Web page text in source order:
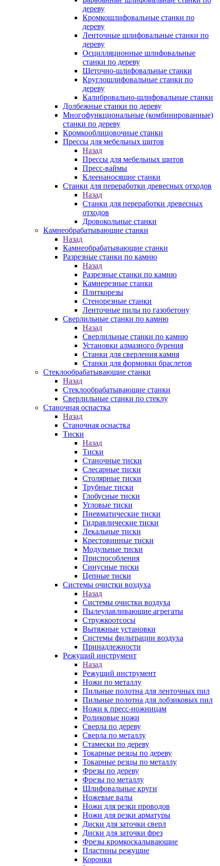
дереву
Кромкошлифовальные станки по
дереву
Ленточные шлифовальные станки по
дереву
Осцилляционные шлифовальные
станки по дереву
Щеточно-шлифовальные станки
Круглошлифовальные станки по
дереву
Калибровально-шлифовальные станки
Долбежные станки по дереву
Многофункциональные (комбинированные)
станки по дереву
Кромкооблицовочные станки
Прессы для мебельных щитов
Назад
Прессы для мебельных щитов
Пресс-ваймы
Клеенаносящие станки
Станки для переработки древесных отходов
Назад
Станки для переработки древесных
отходов
Дровокольные станки
Камнеобрабатывающие станки
Назад
Камнеобрабатывающие станки
Разрезные станки по камню
Назад
Разрезные станки по камню
Камнерезные станки
Плиткорезы
Стенорезные станки
Ленточные пилы по газобетону
Сверлильные станки по камню
Назад
Сверлильные станки по камню
Установки алмазного бурения
Станки для сверления камня
Станки для формовки браслетов
Стеклообрабатывающие станки
Назад
Стеклообрабатывающие станки
Сверлильные станки по стеклу
Станочная оснастка
Назад
Станочная оснастка
Тиски
Назад
Тиски
Станочные тиски
Слесарные тиски
Столярные тиски
Трубные тиски
Глобусные тиски
Угловые тиски
Пневматические тиски
Гидравлические тиски
Лекальные тиски
Крестовинные тиски
Модульные тиски
Приспособления
Синусные тиски
Цепные тиски
Системы очистки воздуха
Назад
Системы очистки воздуха
Пылеулавливающие агрегаты
Стружкоотсосы
Вытяжные установки
Системы фильтрации воздуха
Принадлежности
Режущий инструмент
Назад
Режущий инструмент
Ножи по металлу
Пильные полотна для ленточных пил
Пильные полотна для лобзиковых пил
Ножи к пресс-ножницам
Роликовые ножи
Сверла по дереву
Сверла по металлу
Стамески по дереву
Токарные резцы по дереву
Токарные резцы по металлу
Фрезы по дереву
Фрезы по металлу
Шлифовальные круги
Ножевые валы
Ножи для резки проводов
Ножи для резки арматуры
Диски для заточки сверл
Диски для заточки фрез
Фрезы кромкоскалывающие
Пластины режущие
Коронки